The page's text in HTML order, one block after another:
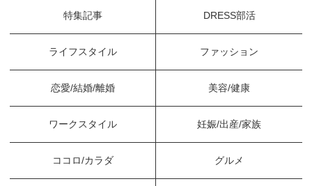
特集記事 DRESS部活
ライフスタイル ファッション
恋愛/結婚/離婚 美容/健康
ワークスタイル 妊娠/出産/家族
ココロ/カラダ グルメ